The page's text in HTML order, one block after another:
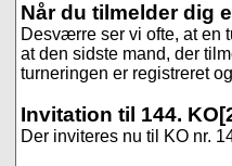
Når du tilmelder dig
Desværre ser vi ofte, at en
at den sidste mand, der
turneringen er registreret
Invitation til 144. KO
Der inviteres nu til KO nr.